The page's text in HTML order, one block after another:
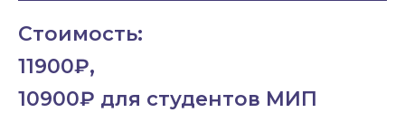
Стоимость:
11900₽,
10900₽ для студентов МИП